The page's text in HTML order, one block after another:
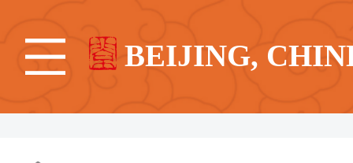
BEIJING,